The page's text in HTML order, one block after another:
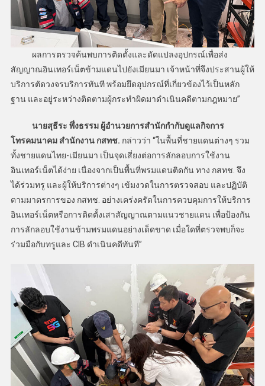
ผลการตรวจค้นพบการติดตั้งและดัดแปลงอุปกรณ์เพื่อส่ง
สัญญาณอินเทอร์เน็ตข้ามแดนไปยังเมียนมา เจ้าหน้าที่จึงประสานผู้ให้
บริการตัดวงจรบริการทันที พร้อมยึดอุปกรณ์ที่เกี่ยวข้องไว้เป็นหลัก
ฐาน และอยู่ระหว่างติดตามผู้กระทำผิดมาดำเนินคดีตามกฎหมาย”
นายสุธีระ พึ่งธรรม ผู้อำนวยการสำนักกำกับดูแลกิจการ
โทรคมนาคม สำนักงาน กสทช. กล่าวว่า “ในพื้นที่ชายแดนต่างๆ รวม
ทั้งชายแดนไทย-เมียนมา เป็นจุดเสี่ยงต่อการลักลอบการใช้งาน
อินเทอร์เน็ตได้ง่าย เนื่องจากเป็นพื้นที่พรมแดนติดกัน ทาง กสทช. จึง
ได้ร่วมทรู และผู้ให้บริการต่างๆ เข้มงวดในการตรวจสอบ และปฏิบัติ
ตามมาตรการของ กสทช. อย่างเคร่งครัดในการควบคุมการให้บริการ
อินเทอร์เน็ตหรือการติดตั้งเสาสัญญาณตามแนวชายแดน เพื่อป้องกัน
การลักลอบใช้งานข้ามพรมแดนอย่างเด็ดขาด เมื่อใดที่ตรวจพบก็จะ
ร่วมมือกับทรูและ CIB ดำเนินคดีทันที”